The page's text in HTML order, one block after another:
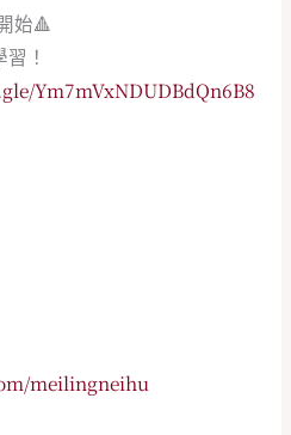
始🔺
！
Ym7mVxNDUDBdQn6B8
meilingneihu